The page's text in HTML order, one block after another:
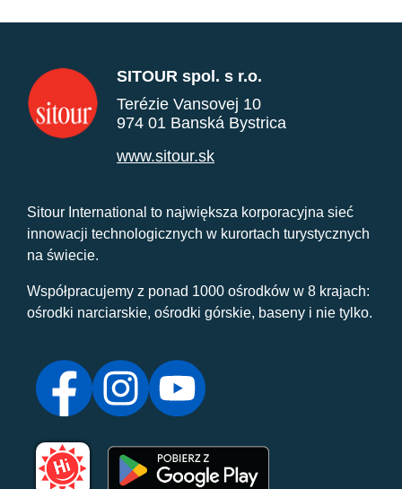
SITOUR spol. s r.o.
Terézie Vansovej 10
974 01 Banská Bystrica
www.sitour.sk
Sitour International to największa korporacyjna sieć
innowacji technologicznych w kurortach turystycznych
na świecie.
Współpracujemy z ponad 1000 ośrodków w 8 krajach:
ośrodki narciarskie, ośrodki górskie, baseny i nie tylko.